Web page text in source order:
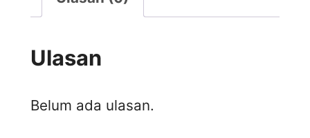
Ulasan
Belum ada ulasan.